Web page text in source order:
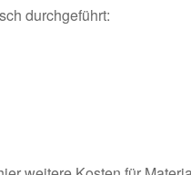
durchgeführt: